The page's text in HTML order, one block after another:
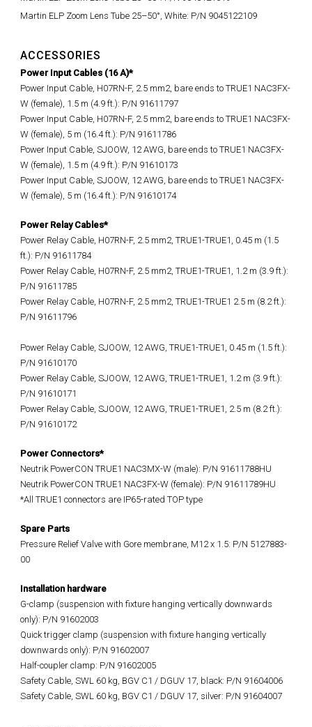
Martin ELP Zoom Lens Tube 25–50°, White: P/N 9045122109
ACCESSORIES
Power Input Cables (16 A)*
Power Input Cable, H07RN-F, 2.5 mm2, bare ends to TRUE1 NAC3FX-
W (female), 1.5 m (4.9 ft.): P/N 91611797
Power Input Cable, H07RN-F, 2.5 mm2, bare ends to TRUE1 NAC3FX-
W (female), 5 m (16.4 ft.): P/N 91611786
Power Input Cable, SJOOW, 12 AWG, bare ends to TRUE1 NAC3FX-
W (female), 1.5 m (4.9 ft.): P/N 91610173
Power Input Cable, SJOOW, 12 AWG, bare ends to TRUE1 NAC3FX-
W (female), 5 m (16.4 ft.): P/N 91610174
Power Relay Cables*
Power Relay Cable, H07RN-F, 2.5 mm2, TRUE1-TRUE1, 0.45 m (1.5
ft.): P/N 91611784
Power Relay Cable, H07RN-F, 2.5 mm2, TRUE1-TRUE1, 1.2 m (3.9 ft.):
P/N 91611785
Power Relay Cable, H07RN-F, 2.5 mm2, TRUE1-TRUE1 2.5 m (8.2 ft.):
P/N 91611796
Power Relay Cable, SJOOW, 12 AWG, TRUE1-TRUE1, 0.45 m (1.5 ft.):
P/N 91610170
Power Relay Cable, SJOOW, 12 AWG, TRUE1-TRUE1, 1.2 m (3.9 ft.):
P/N 91610171
Power Relay Cable, SJOOW, 12 AWG, TRUE1-TRUE1, 2.5 m (8.2 ft.):
P/N 91610172
Power Connectors*
Neutrik PowerCON TRUE1 NAC3MX-W (male): P/N 91611788HU
Neutrik PowerCON TRUE1 NAC3FX-W (female): P/N 91611789HU
*All TRUE1 connectors are IP65-rated TOP type
Spare Parts
Pressure Relief Valve with Gore membrane, M12 x 1.5: P/N 5127883-
00
Installation hardware
G-clamp (suspension with fixture hanging vertically downwards
only): P/N 91602003
Quick trigger clamp (suspension with fixture hanging vertically
downwards only): P/N 91602007
Half-coupler clamp: P/N 91602005
Safety Cable, SWL 60 kg, BGV C1 / DGUV 17, black: P/N 91604006
Safety Cable, SWL 60 kg, BGV C1 / DGUV 17, silver: P/N 91604007